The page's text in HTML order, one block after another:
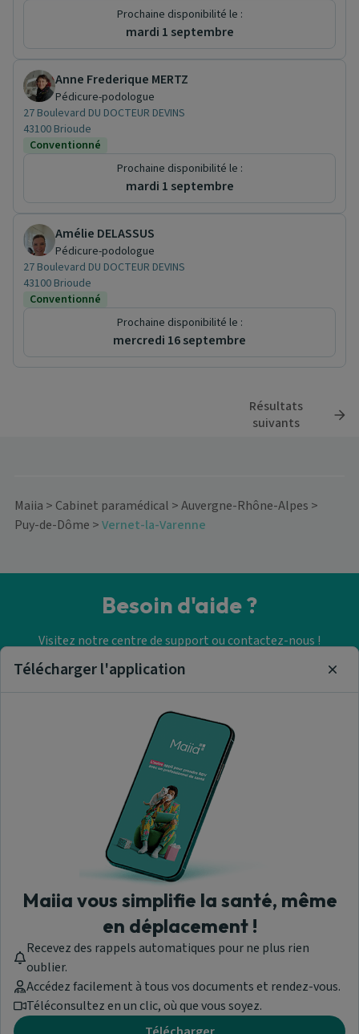
Prochaine disponibilité le :
mardi 1 septembre
Anne Frederique MERTZ
Pédicure-podologue
27 Boulevard DU DOCTEUR DEVINS
43100 Brioude
Conventionné
Prochaine disponibilité le :
mardi 1 septembre
Amélie DELASSUS
Pédicure-podologue
27 Boulevard DU DOCTEUR DEVINS
43100 Brioude
Conventionné
Prochaine disponibilité le :
mercredi 16 septembre
Résultats
suivants
Maiia > Cabinet paramédical >Auvergne-Rhône-Alpes >
Puy-de-Dôme >Vernet-la-Varenne
Besoin d'aide ?
Visitez notre centre de support ou contactez-nous !
Aide & Contact
Trouver un cabinet
paramédical
A propos de nous
Maiia - © 2026 Tous droits réservés
Les professionnels de santé ayant souscrit à la prise de rendez-vous
en ligne apparaissent en priorité dans les pages de recherche et
d'annuaire.
Télécharger l'application
Maiia vous simplifie la santé, même
en déplacement !
Recevez des rappels automatiques pour ne plus rien
oublier.
Accédez facilement à tous vos documents et rendez-vous.
Téléconsultez en un clic, où que vous soyez.